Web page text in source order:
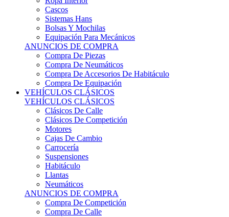
Cascos
Sistemas Hans
Bolsas Y Mochilas
Equipación Para Mecánicos
ANUNCIOS DE COMPRA
Compra De Piezas
Compra De Neumáticos
Compra De Accesorios De Habitáculo
Compra De Equipación
VEHÍCULOS CLÁSICOS
VEHÍCULOS CLÁSICOS
Clásicos De Calle
Clásicos De Competición
Motores
Cajas De Cambio
Carrocería
Suspensiones
Habitáculo
Llantas
Neumáticos
ANUNCIOS DE COMPRA
Compra De Competición
Compra De Calle